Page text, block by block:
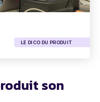
LE DICO DU PRODUIT
son